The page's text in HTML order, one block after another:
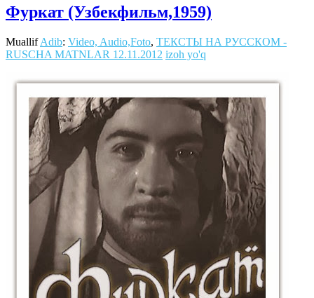
Фуркат (Узбекфильм,1959)
MuallifAdib: Video, Audio,Foto, ТЕКСТЫ НА РУССКОМ -
RUSCHA MATNLAR 12.11.2012 izoh yo'q